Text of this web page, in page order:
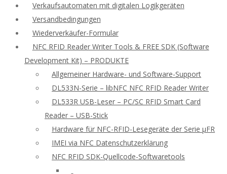
Verkaufsautomaten mit digitalen Logikgeräten
Versandbedingungen
Wiederverkäufer-Formular
NFC RFID Reader Writer Tools & FREE SDK (Software
Development Kit) – PRODUKTE
Allgemeiner Hardware- und Software-Support
DL533N-Serie – libNFC NFC RFID Reader Writer
DL533R USB-Leser – PC/SC RFID Smart Card
Reader – USB-Stick
Hardware für NFC-RFID-Lesegeräte der Serie μFR
IMEI via NFC Datenschutzerklärung
NFC RFID SDK-Quellcode-Softwaretools